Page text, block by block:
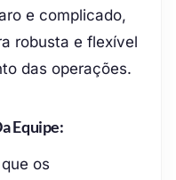
e complicado,
robusta e flexível
das operações.
Equipe:
os